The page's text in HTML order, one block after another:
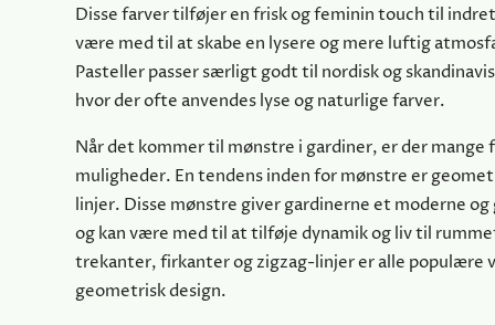
Disse farver tilføjer en frisk og feminin touch til
være med til at skabe en lysere og mere luftig
Pasteller passer særligt godt til nordisk og
hvor der ofte anvendes lyse og naturlige farver.
Når det kommer til mønstre i gardiner, er der mange
muligheder. En tendens inden for mønstre er
linjer. Disse mønstre giver gardinerne et moderne
og kan være med til at tilføje dynamik og liv til
trekanter, firkanter og zigzag-linjer er alle populære
geometrisk design.